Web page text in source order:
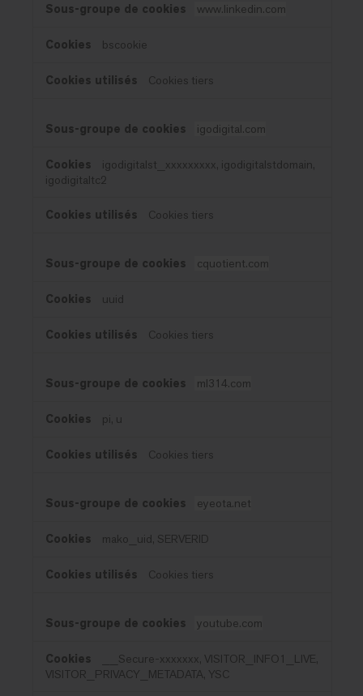
www.linkedin.com
bscookie
Cookies tiers
igodigital.com
igodigitalst_xxxxxxxxx, igodigitalstdomain,
igodigitaltc2
Cookies tiers
cquotient.com
uuid
Cookies tiers
ml314.com
pi, u
Cookies tiers
eyeota.net
mako_uid, SERVERID
Cookies tiers
youtube.com
__Secure-xxxxxxx, VISITOR_INFO1_LIVE,
VISITOR_PRIVACY_METADATA, YSC